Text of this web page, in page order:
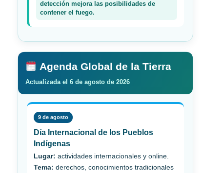
detección mejora las posibilidades de
contener el fuego.
Agenda Global de la Tierra
Actualizada el 6 de agosto de 2026
9 de agosto
Día Internacional de los Pueblos
Indígenas
Lugar: actividades internacionales y online.
Tema: derechos, conocimientos tradicionales